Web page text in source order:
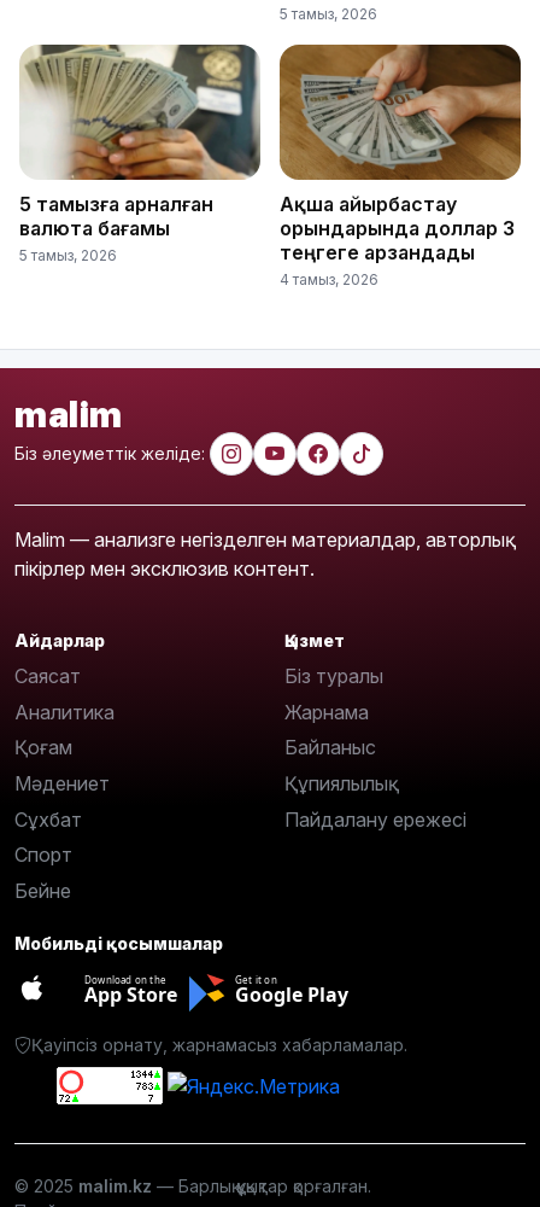
5 тамыз, 2026
5 тамызға арналған
валюта бағамы
5 тамыз, 2026
Ақша айырбастау
орындарында доллар 3
теңгеге арзандады
4 тамыз, 2026
malim
Біз әлеуметтік желіде:
Malim — анализге негізделген материалдар, авторлық
пікірлер мен эксклюзив контент.
Айдарлар
Саясат
Аналитика
Қоғам
Мәдениет
Сұхбат
Спорт
Бейне
Қызмет
Біз туралы
Жарнама
Байланыс
Құпиялылық
Пайдалану ережесі
Мобильді қосымшалар
Download on the
App Store
Get it on
Google Play
Қауіпсіз орнату, жарнамасыз хабарламалар.
© 2025 malim.kz — Барлық құқықтар қорғалған.